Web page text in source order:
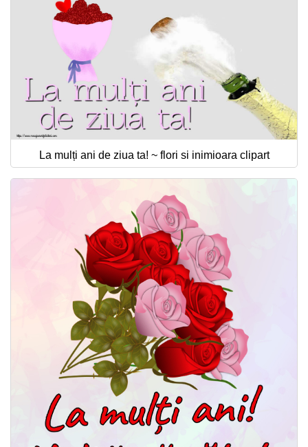
La mulți ani de ziua ta! ~ flori si inimioara clipart